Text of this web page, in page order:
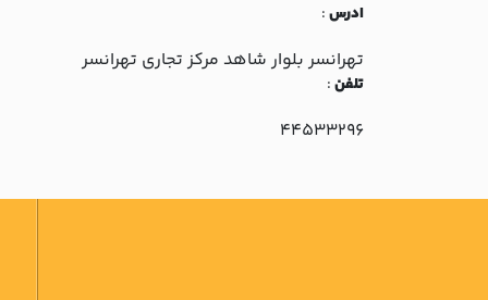
ادرس:
تهرانسر بلوار شاهد مرکز تجاري تهرانسر
تلفن:
44533296